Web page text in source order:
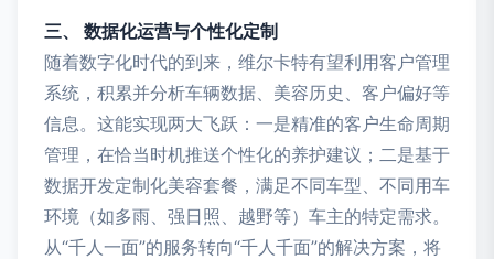
三、 数据化运营与个性化定制
随着数字化时代的到来，维尔卡特有望利用客户管理
系统，积累并分析车辆数据、美容历史、客户偏好等
信息。这能实现两大飞跃：一是精准的客户生命周期
管理，在恰当时机推送个性化的养护建议；二是基于
数据开发定制化美容套餐，满足不同车型、不同用车
环境（如多雨、强日照、越野等）车主的特定需求。
从“千人一面”的服务转向“千人千面”的解决方案，将